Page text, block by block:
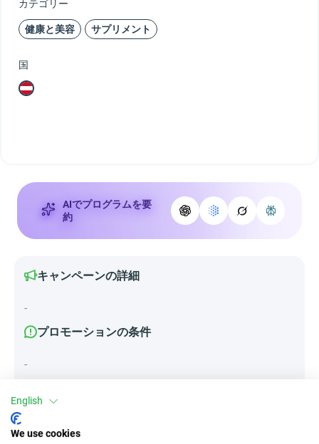
カテゴリー
健康と美容 サプリメント
国
AIでプログラムを要
約
キャンペーンの詳細
-
プロモーションの条件
-
English
We use cookies